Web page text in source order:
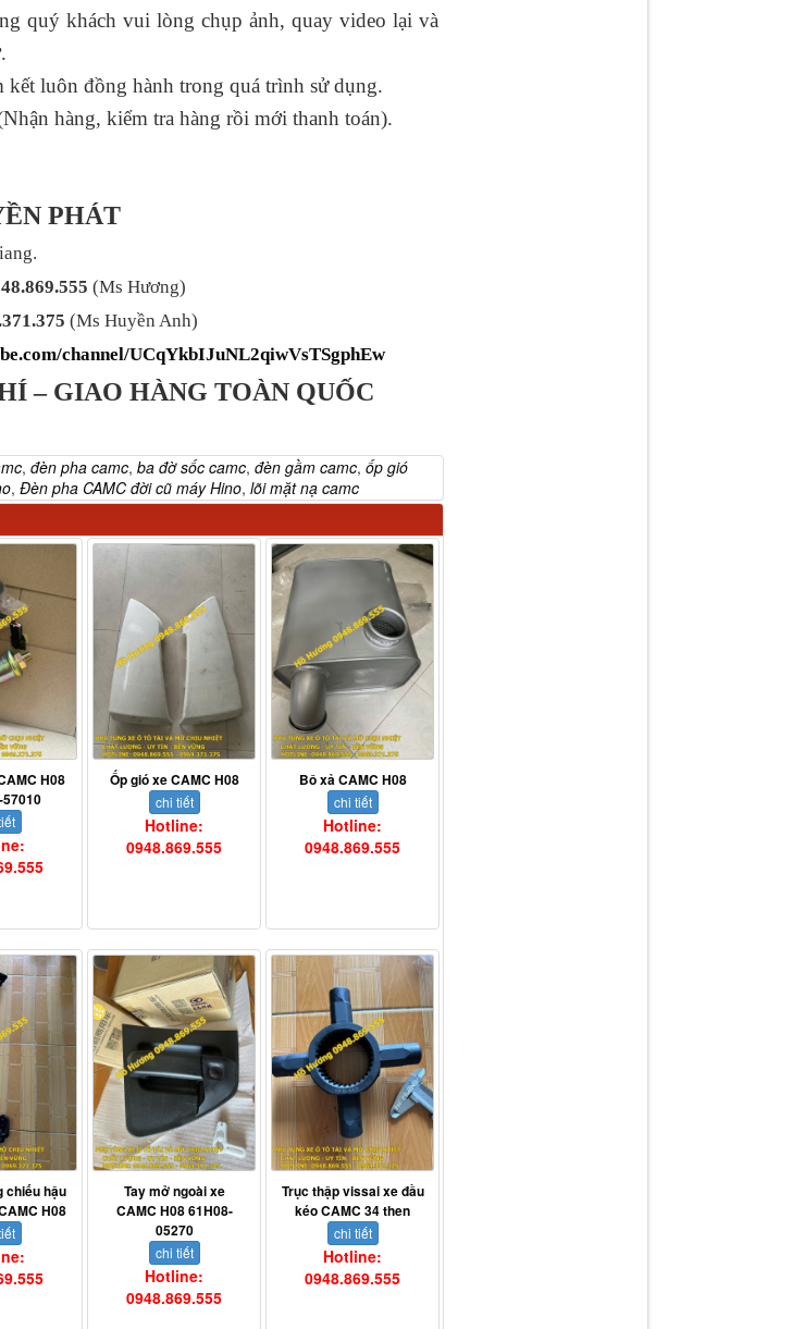
quý khách vui lòng chụp ảnh, quay video lại và
kết luôn đồng hành trong quá trình sử dụng.
hàng, kiểm tra hàng rồi mới thanh toán).
PHÁT
(Ms Hương)
(Ms Huyền Anh)
channel/UCqYkbIJuNL2qiwVsTSgphEw
– GIAO HÀNG TOÀN QUỐC
, đèn pha camc, ba đờ sốc camc, đèn gầm camc, ốp gió
, Đèn pha CAMC đời cũ máy Hino, lõi mặt nạ camc
H08
Ốp gió xe CAMC H08
chi tiết
Hotline:
0948.869.555
Bô xả CAMC H08
chi tiết
Hotline:
0948.869.555
chiếu hậu
H08
Tay mở ngoài xe
CAMC H08 61H08-
05270
chi tiết
Hotline:
0948.869.555
Trục thập vissai xe đầu
kéo CAMC 34 then
chi tiết
Hotline:
0948.869.555